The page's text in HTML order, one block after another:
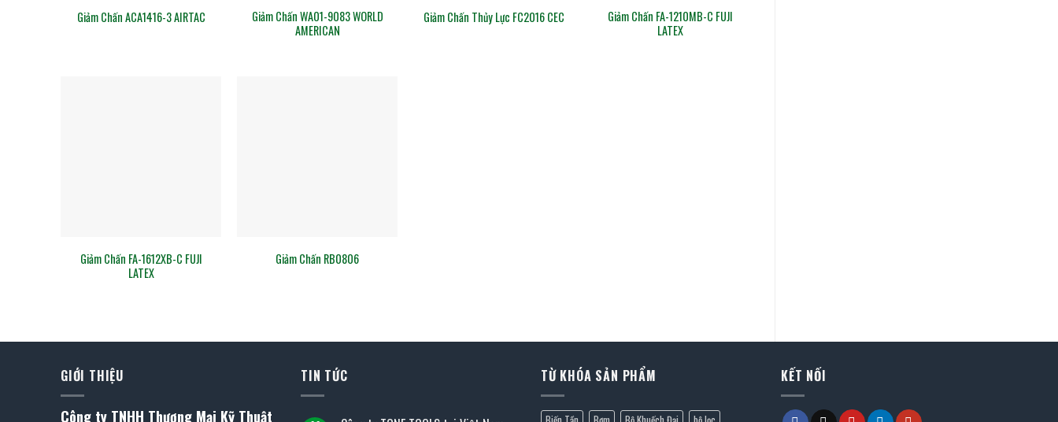
Giảm Chấn ACA1416-3 AIRTAC
Giảm Chấn WA01-9083 WORLD
AMERICAN
Giảm Chấn Thủy Lực FC2016 CEC
Giảm Chấn FA-1210MB-C FUJI
LATEX
Giảm Chấn FA-1612XB-C FUJI
LATEX
Giảm Chấn RB0806
GIỚI THIỆU
Công ty TNHH Thương Mại Kỹ Thuật
TIN TỨC TỪ KHÓA SẢN PHẨM KẾT NỐI